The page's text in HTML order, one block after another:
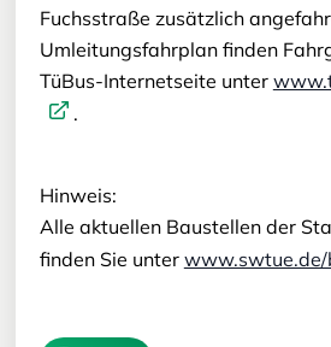
Fuchsstraße zusätzlich
Umleitungsfahrplan finden
TüBus-Internetseite unter
.
Hinweis:
Alle aktuellen Baustellen der
finden Sie unter